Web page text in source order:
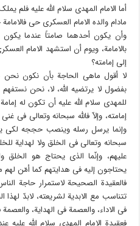
أما الامام المهدی سلام الله علیه فلم
مادام والده الامام العسکری حی
وأن یکون أحدهما صامتاً عندما یکون
بالامامة، ویوم أن استشهد الامام
إلى إمامته؟
لا أقول ماهی الحاجة بأن نکون نحن
بفضول لا یرتضیه الله، لا، نحن
للمهدی سلام الله علیه أن تکون له
إمامته، وإلاّ فالله سبحانه وتعالى فی
وإنما یرسل رسله وینصب حججه لکی
سبحانه وتعالى فی الخلق ولا لهدایة
علیهم، وإنّما الذی یحتاج هو الخلق
یحتاجون إلیه فی هدایتهم کما أمّن لهم
فالعقیدة الصحیحة لاستمرار حاجة
تتناسب مع الابدیة لشریعته، لابدّ
فی الاداء، والعصمة فی الهدایة،
فعقیدة الامام المهدی سلام الله علیه